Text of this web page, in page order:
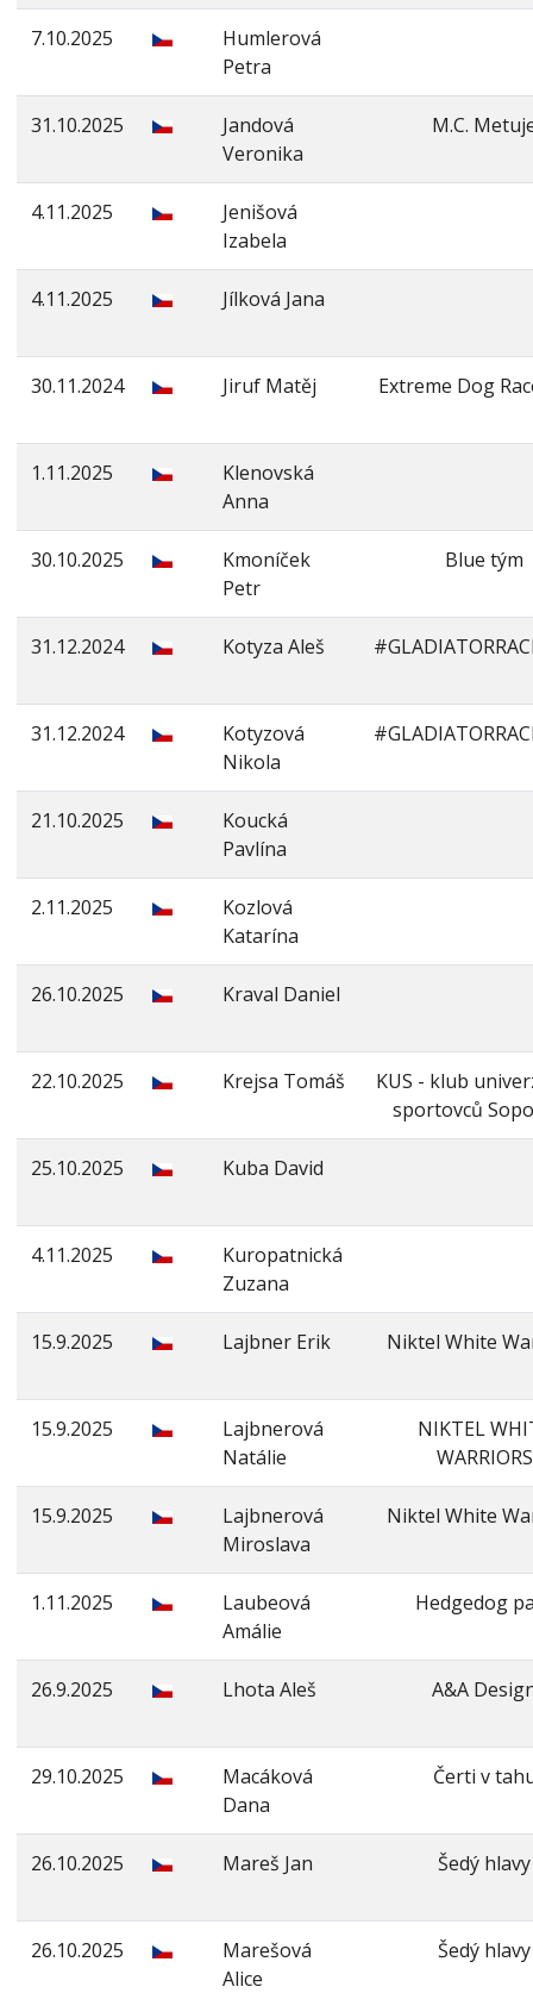
7.10.2025
Humlerová
Petra
31.10.2025
Jandová
Veronika
M.C.
4.11.2025
Jenišová
Izabela
4.11.2025 Jílková Jana
30.11.2024 Jiruf Matěj Extreme Dog
1.11.2025
Klenovská
Anna
30.10.2025
Kmoníček
Petr
Blue tým
31.12.2024 Kotyza Aleš
31.12.2024
Kotyzová
Nikola
21.10.2025
Koucká
Pavlína
2.11.2025
Kozlová
Katarína
26.10.2025 Kraval Daniel
22.10.2025 Krejsa Tomáš
KUS - klub
sportovců
25.10.2025 Kuba David
4.11.2025
Kuropatnická
Zuzana
15.9.2025 Lajbner Erik Niktel White
15.9.2025
Lajbnerová
Natálie
NIKTEL
WARRIORS
15.9.2025
Lajbnerová
Miroslava
Niktel White
1.11.2025
Laubeová
Amálie
Hedgedog
26.9.2025 Lhota Aleš A&A
29.10.2025
Macáková
Dana
Čerti v
26.10.2025 Mareš Jan Šedý hlavy
26.10.2025
Marešová
Alice
Šedý hlavy